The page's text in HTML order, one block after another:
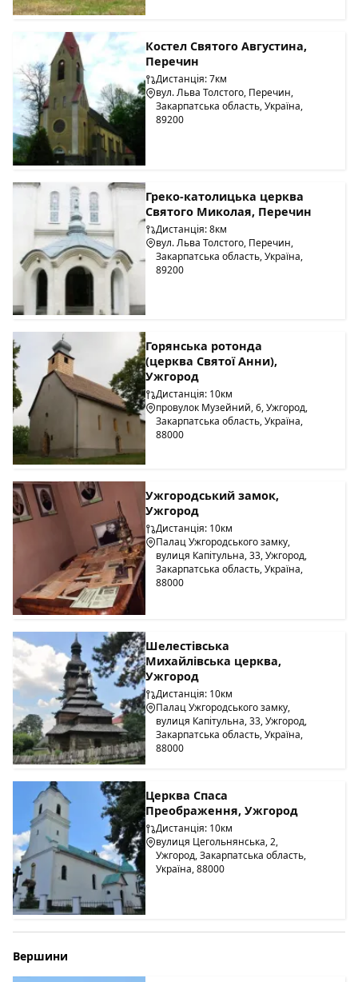
Костел Святого Августина,
Перечин
Дистанція: 7км
вул. Льва Толстого, Перечин,
Закарпатська область, Україна,
89200
​Греко-католицька церква
Святого Миколая, Перечин
Дистанція: 8км
вул. Льва Толстого, Перечин,
Закарпатська область, Україна,
89200
Горянська ротонда
(церква Святої Анни),
Ужгород
Дистанція: 10км
провулок Музейний, 6, Ужгород,
Закарпатська область, Україна,
88000
Ужгородський замок,
Ужгород
Дистанція: 10км
Палац Ужгородського замку,
вулиця Капітульна, 33, Ужгород,
Закарпатська область, Україна,
88000
Шелестівська
Михайлівська церква,
Ужгород
Дистанція: 10км
Палац Ужгородського замку,
вулиця Капітульна, 33, Ужгород,
Закарпатська область, Україна,
88000
Церква Спаса
Преображення, Ужгород
Дистанція: 10км
вулиця Цегольнянська, 2,
Ужгород, Закарпатська область,
Україна, 88000
Вершини